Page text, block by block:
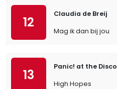
12
Claudia de Breij
Mag ik dan bij jou
13
Panic! at the Disco
High Hopes